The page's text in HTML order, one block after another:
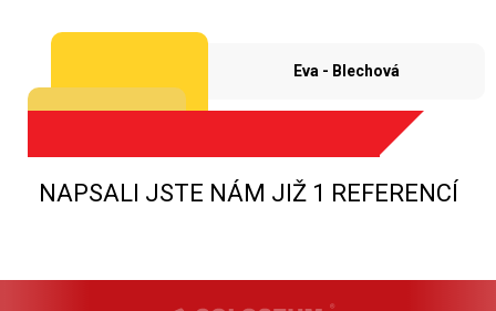
Eva - Blechová
NAPSALI JSTE NÁM JIŽ 1 REFERENCÍ